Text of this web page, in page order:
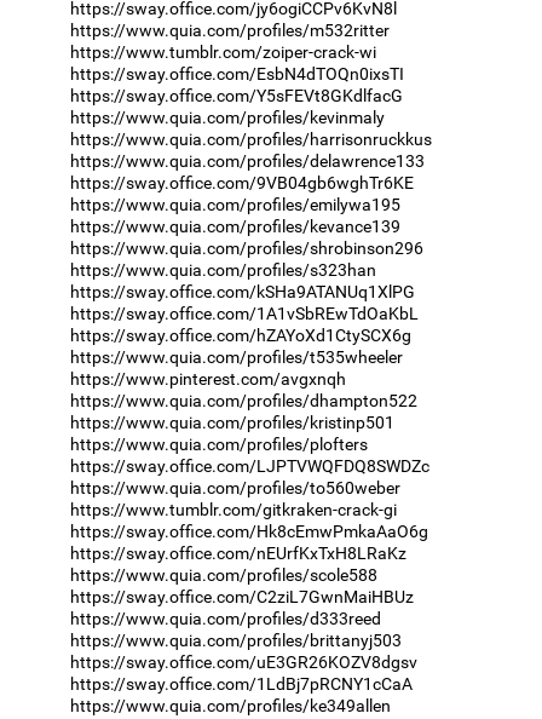
https://sway.office.com/jy6ogiCCPv6KvN8l
https://www.quia.com/profiles/m532ritter
https://www.tumblr.com/zoiper-crack-wi
https://sway.office.com/EsbN4dTOQn0ixsTI
https://sway.office.com/Y5sFEVt8GKdlfacG
https://www.quia.com/profiles/kevinmaly
https://www.quia.com/profiles/harrisonruckkus
https://www.quia.com/profiles/delawrence133
https://sway.office.com/9VB04gb6wghTr6KE
https://www.quia.com/profiles/emilywa195
https://www.quia.com/profiles/kevance139
https://www.quia.com/profiles/shrobinson296
https://www.quia.com/profiles/s323han
https://sway.office.com/kSHa9ATANUq1XlPG
https://sway.office.com/1A1vSbREwTdOaKbL
https://sway.office.com/hZAYoXd1CtySCX6g
https://www.quia.com/profiles/t535wheeler
https://www.pinterest.com/avgxnqh
https://www.quia.com/profiles/dhampton522
https://www.quia.com/profiles/kristinp501
https://www.quia.com/profiles/plofters
https://sway.office.com/LJPTVWQFDQ8SWDZc
https://www.quia.com/profiles/to560weber
https://www.tumblr.com/gitkraken-crack-gi
https://sway.office.com/Hk8cEmwPmkaAaO6g
https://sway.office.com/nEUrfKxTxH8LRaKz
https://www.quia.com/profiles/scole588
https://sway.office.com/C2ziL7GwnMaiHBUz
https://www.quia.com/profiles/d333reed
https://www.quia.com/profiles/brittanyj503
https://sway.office.com/uE3GR26KOZV8dgsv
https://sway.office.com/1LdBj7pRCNY1cCaA
https://www.quia.com/profiles/ke349allen